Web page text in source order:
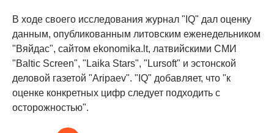
В ходе своего исследования журнал "IQ" дал оценку
данным, опубликованным литовским еженедельником
"Вяйдас", сайтом ekonomika.lt, латвийскими СМИ
"Baltic Screen", "Laika Stars", "Lursoft" и эстонской
деловой газетой "Aripaev". "IQ" добавляет, что "к
оценке конкретных цифр следует подходить с
осторожностью".